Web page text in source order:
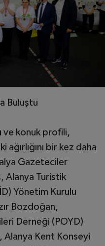
Buluştu
ve konuk profili,
bir kez daha
Gazeteciler
Alanya Turistik
Yönetim Kurulu
Bozdoğan,
Derneği (POYD)
Alanya Kent Konseyi